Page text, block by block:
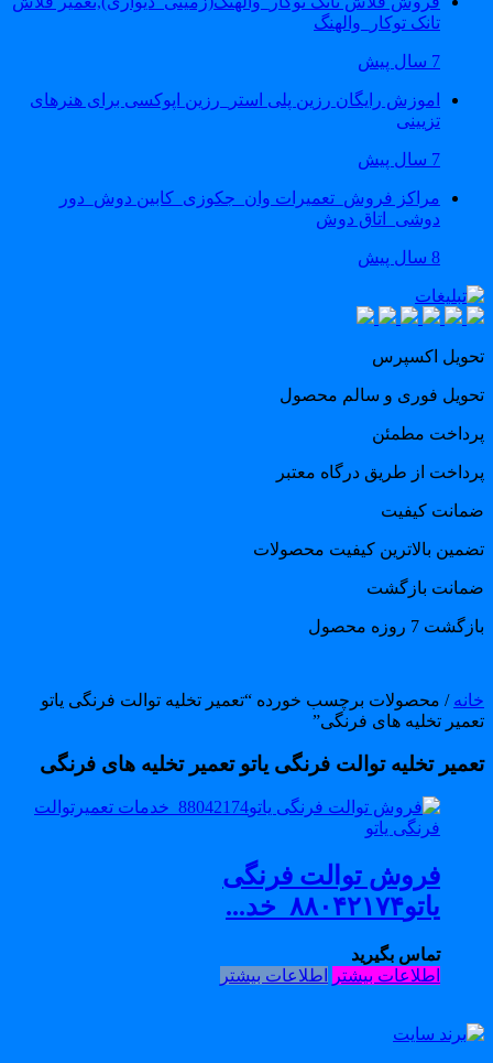
تانک توکار_والهنگ
اموزش رایگان رزین پلی استر_رزین اپوکسی برای هنرهای
تزیینی
مراکز فروش_تعمیرات وان_جکوزی_کابین دوش_دور
دوشی_اتاق دوش
اکسپرس
فوری و سالم محصول
مطمئن
از طریق درگاه معتبر
کیفیت
بالاترین کیفیت محصولات
بازگشت
7 روزه محصول
/ محصولات برچسب خورده “تعمیر تخلیه توالت فرنگی یاتو
تخلیه های فرنگی”
تخلیه توالت فرنگی یاتو تعمیر تخلیه های فرنگی
فروش توالت فرنگی
یاتو۸۸۰۴۲۱۷۴_خد...
تماس بگیرید
اطلاعات بیشتر اطلاعات بیشتر